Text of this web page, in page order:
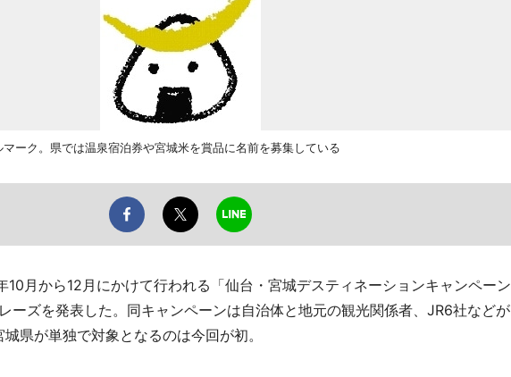
マーク。県では温泉宿泊券や宮城米を賞品に名前を募集している
月から12月にかけて行われる「仙台・宮城デスティネーションキャンペーン
ーズを発表した。同キャンペーンは自治体と地元の観光関係者、JR6社などが
県が単独で対象となるのは今回が初。